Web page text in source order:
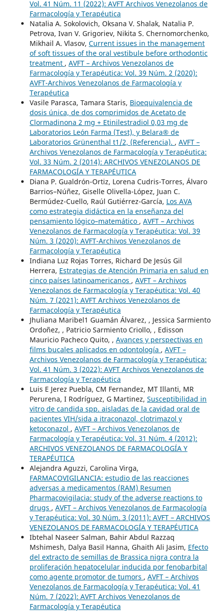
Vol. 41 Núm. 11 (2022): AVFT Archivos Venezolanos de
Farmacología y Terapéutica
Natalia A. Sokolovich, Oksana V. Shalak, Natalia P.
Petrova, Ivan V. Grigoriev, Nikita S. Chernomorchenko,
Mikhail A. Vlasov, Current issues in the management
of soft tissues of the oral vestibule before orthodontic
treatment , AVFT – Archivos Venezolanos de
Farmacología y Terapéutica: Vol. 39 Núm. 2 (2020):
AVFT-Archivos Venezolanos de Farmacología y
Terapéutica
Vasile Parasca, Tamara Staris, Bioequivalencia de
dosis única, de dos comprimidos de Acetato de
Clormadinona 2 mg + Etinilestradiol 0,03 mg de
Laboratorios León Farma (Test), y Belara® de
Laboratorios Grünenthal t1/2, (Referencia). , AVFT –
Archivos Venezolanos de Farmacología y Terapéutica:
Vol. 33 Núm. 2 (2014): ARCHIVOS VENEZOLANOS DE
FARMACOLOGÍA Y TERAPÉUTICA
Diana P. Gualdrón-Ortiz, Lorena Cudris-Torres, Álvaro
Barrios–Núñez, Giselle Olivella-López, Juan C.
Bermúdez-Cuello, Raúl Gutiérrez-García, Los AVA
como estrategia didáctica en la enseñanza del
pensamiento lógico–matemático , AVFT – Archivos
Venezolanos de Farmacología y Terapéutica: Vol. 39
Núm. 3 (2020): AVFT-Archivos Venezolanos de
Farmacología y Terapéutica
Indiana Luz Rojas Torres, Richard De Jesús Gil
Herrera, Estrategias de Atención Primaria en salud en
cinco países latinoamericanos , AVFT – Archivos
Venezolanos de Farmacología y Terapéutica: Vol. 40
Núm. 7 (2021): AVFT Archivos Venezolanos de
Farmacología y Terapéutica
Jhuliana Maribel1 Guamán Álvarez, , Jessica Sarmiento
Ordoñez, , Patricio Sarmiento Criollo, , Edisson
Mauricio Pacheco Quito, , Avances y perspectivas en
films bucales aplicados en odontología , AVFT –
Archivos Venezolanos de Farmacología y Terapéutica:
Vol. 41 Núm. 3 (2022): AVFT Archivos Venezolanos de
Farmacología y Terapéutica
Luis E Jerez Puebla, CM Fernandez, MT Illanti, MR
Perurena, I Rodríguez, G Martinez, Susceptibilidad in
vitro de candida spp. aisladas de la cavidad oral de
pacientes VIH/sida a itraconazol, clotrimazol y
ketoconazol , AVFT – Archivos Venezolanos de
Farmacología y Terapéutica: Vol. 31 Núm. 4 (2012):
ARCHIVOS VENEZOLANOS DE FARMACOLOGÍA Y
TERAPÉUTICA
Alejandra Aguzzi, Carolina Virga,
FARMACOVIGILANCIA: estudio de las reacciones
adversas a medicamentos (RAM) Resumen
Pharmacovigilacia: study of the adverse reactions to
drugs , AVFT – Archivos Venezolanos de Farmacología
y Terapéutica: Vol. 30 Núm. 3 (2011): AVFT – ARCHIVOS
VENEZOLANOS DE FARMACOLOGÍA Y TERAPÉUTICA
Ibtehal Naseer Salman, Bahir Abdul Razzaq
Mshimesh, Dalya Basil Hanna, Ghaith Ali Jasim, Efecto
del extracto de semillas de Brassica nigra contra la
proliferación hepatocelular inducida por fenobarbital
como agente promotor de tumors , AVFT – Archivos
Venezolanos de Farmacología y Terapéutica: Vol. 41
Núm. 7 (2022): AVFT Archivos Venezolanos de
Farmacología y Terapéutica